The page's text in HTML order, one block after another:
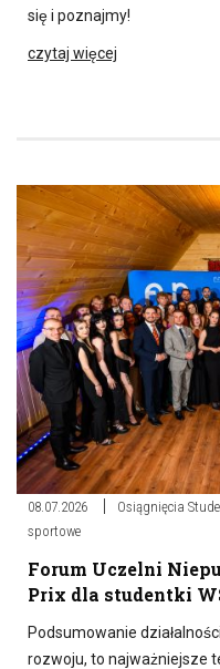
się i poznajmy!
czytaj więcej
08.07.2026 Osiągnięcia
sportowe
Forum Uczelni
Prix dla studentki
Podsumowanie
rozwoju, to najważniejsze